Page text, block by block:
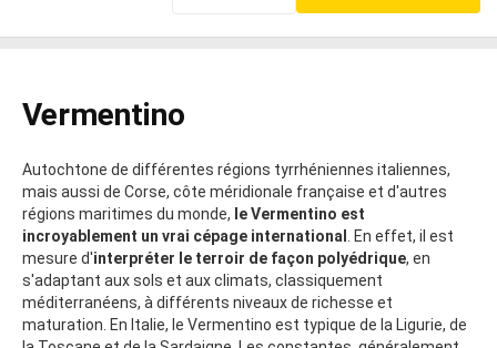
Vermentino
Autochtone de différentes régions tyrrhéniennes italiennes,
mais aussi de Corse, côte méridionale française et d'autres
régions maritimes du monde, le Vermentino est
incroyablement un vrai cépage international . En effet, il est
mesure d'interpréter le terroir de façon polyédrique, en
s'adaptant aux sols et aux climats, classiquement
méditerranéens, à différents niveaux de richesse et
maturation. En Italie, le Vermentino est typique de la Ligurie, de